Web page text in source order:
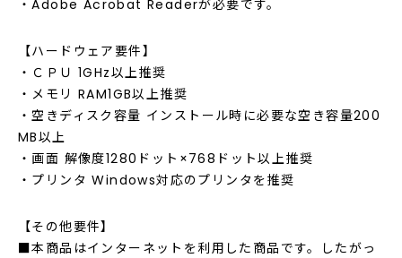
・Adobe Acrobat Readerが必要です。
【ハードウェア要件】
・ＣＰＵ 1GHz以上推奨
・メモリ RAM1GB以上推奨
・空きディスク容量 インストール時に必要な空き容量200
MB以上
・画面 解像度1280ドット×768ドット以上推奨
・プリンタ Windows対応のプリンタを推奨
【その他要件】
■本商品はインターネットを利用した商品です。したがっ